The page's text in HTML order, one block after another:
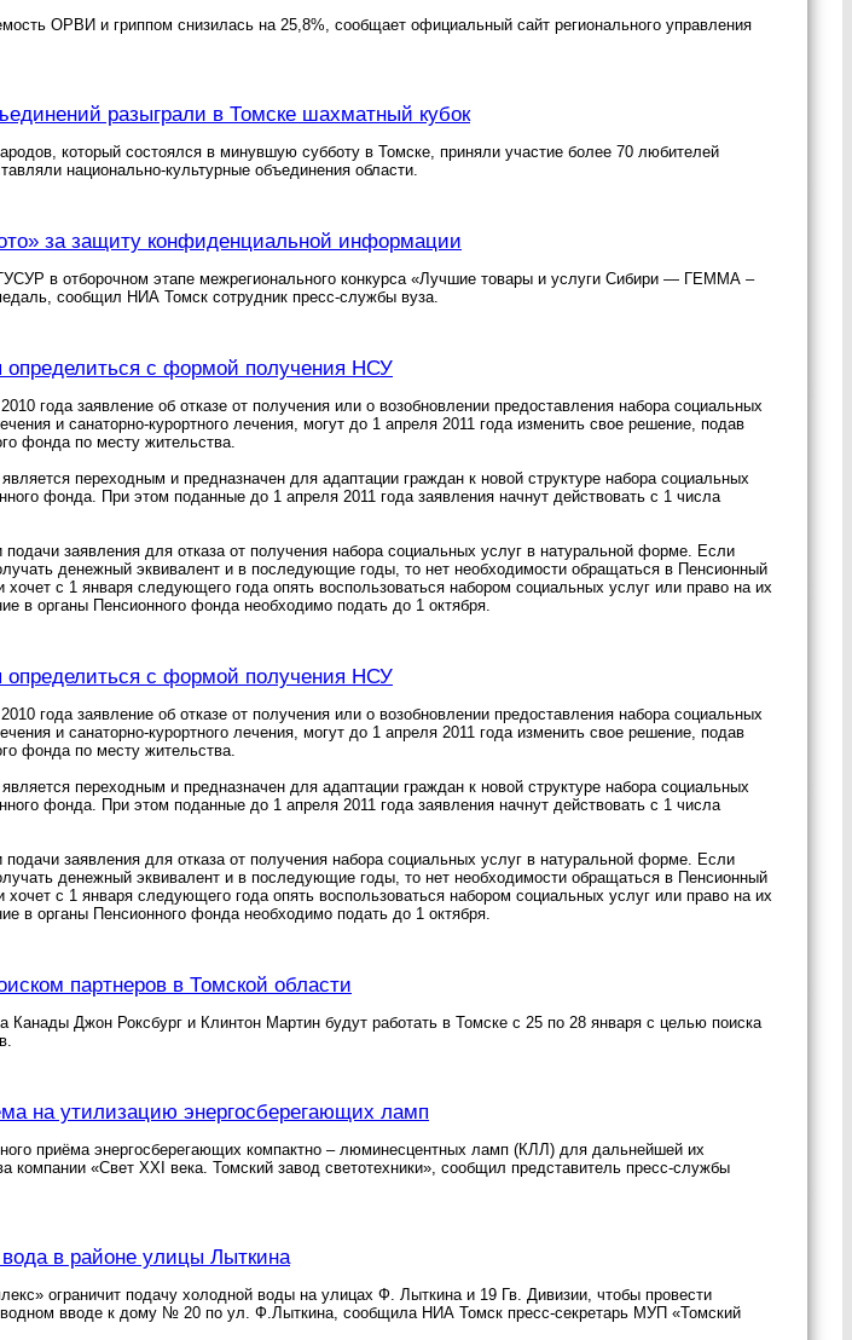
ОРВИ и гриппом снизилась на 25,8%, сообщает официальный сайт регионального управления
разыграли в Томске шахматный кубок
который состоялся в минувшую субботу в Томске, приняли участие более 70 любителей
национально-культурные объединения области.
за защиту конфиденциальной информации
ТУСУР в отборочном этапе межрегионального конкурса «Лучшие товары и услуги Сибири — ГЕММА –
сообщил НИА Томск сотрудник пресс-службы вуза.
с формой получения НСУ
года заявление об отказе от получения или о возобновлении предоставления набора социальных
и санаторно-курортного лечения, могут до 1 апреля 2011 года изменить свое решение, подав
фонда по месту жительства.
переходным и предназначен для адаптации граждан к новой структуре набора социальных
фонда. При этом поданные до 1 апреля 2011 года заявления начнут действовать с 1 числа
заявления для отказа от получения набора социальных услуг в натуральной форме. Если
денежный эквивалент и в последующие годы, то нет необходимости обращаться в Пенсионный
с 1 января следующего года опять воспользоваться набором социальных услуг или право на их
в органы Пенсионного фонда необходимо подать до 1 октября.
с формой получения НСУ
года заявление об отказе от получения или о возобновлении предоставления набора социальных
и санаторно-курортного лечения, могут до 1 апреля 2011 года изменить свое решение, подав
фонда по месту жительства.
переходным и предназначен для адаптации граждан к новой структуре набора социальных
фонда. При этом поданные до 1 апреля 2011 года заявления начнут действовать с 1 числа
заявления для отказа от получения набора социальных услуг в натуральной форме. Если
денежный эквивалент и в последующие годы, то нет необходимости обращаться в Пенсионный
с 1 января следующего года опять воспользоваться набором социальных услуг или право на их
в органы Пенсионного фонда необходимо подать до 1 октября.
партнеров в Томской области
Канады Джон Роксбург и Клинтон Мартин будут работать в Томске с 25 по 28 января с целью поиска
на утилизацию энергосберегающих ламп
приёма энергосберегающих компактно – люминесцентных ламп (КЛЛ) для дальнейшей их
компании «Свет XXI века. Томский завод светотехники», сообщил представитель пресс-службы
в районе улицы Лыткина
ограничит подачу холодной воды на улицах Ф. Лыткина и 19 Гв. Дивизии, чтобы провести
вводе к дому № 20 по ул. Ф.Лыткина, сообщила НИА Томск пресс-секретарь МУП «Томский